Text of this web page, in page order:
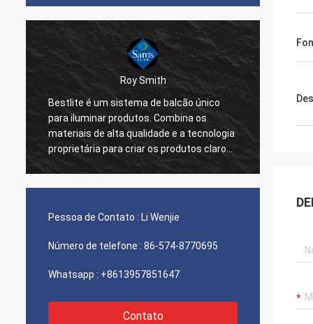
Roy Smith
Bestlite é um sistema de balcão único
para iluminar produtos. Combina os
materiais de alta qualidade e a tecnologia
proprietária para criar os produtos claros
os mais brilhantes no mercado. Bestlite é
estamos trabalhando sobre. Eu estou
seguro nós continuarei a ser bem
Pessoa de Contato : Li Wenjie
Número de telefone : 86-574-8770695
Whatsapp : +8613957851647
Contato